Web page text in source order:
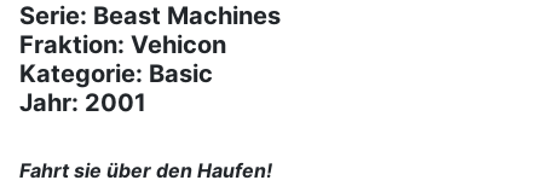
Serie: Beast Machines
Fraktion: Vehicon
Kategorie: Basic
Jahr: 2001
Fahrt sie über den Haufen!